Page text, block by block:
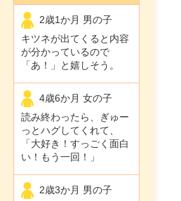
2歳1か月 男の子
キツネが出てくると内容
が分かっているので
「あ！」と嬉しそう。
4歳6か月 女の子
読み終わったら、ぎゅー
っとハグしてくれて、
「大好き！すっごく面白
い！もう一回！」
2歳3か月 男の子